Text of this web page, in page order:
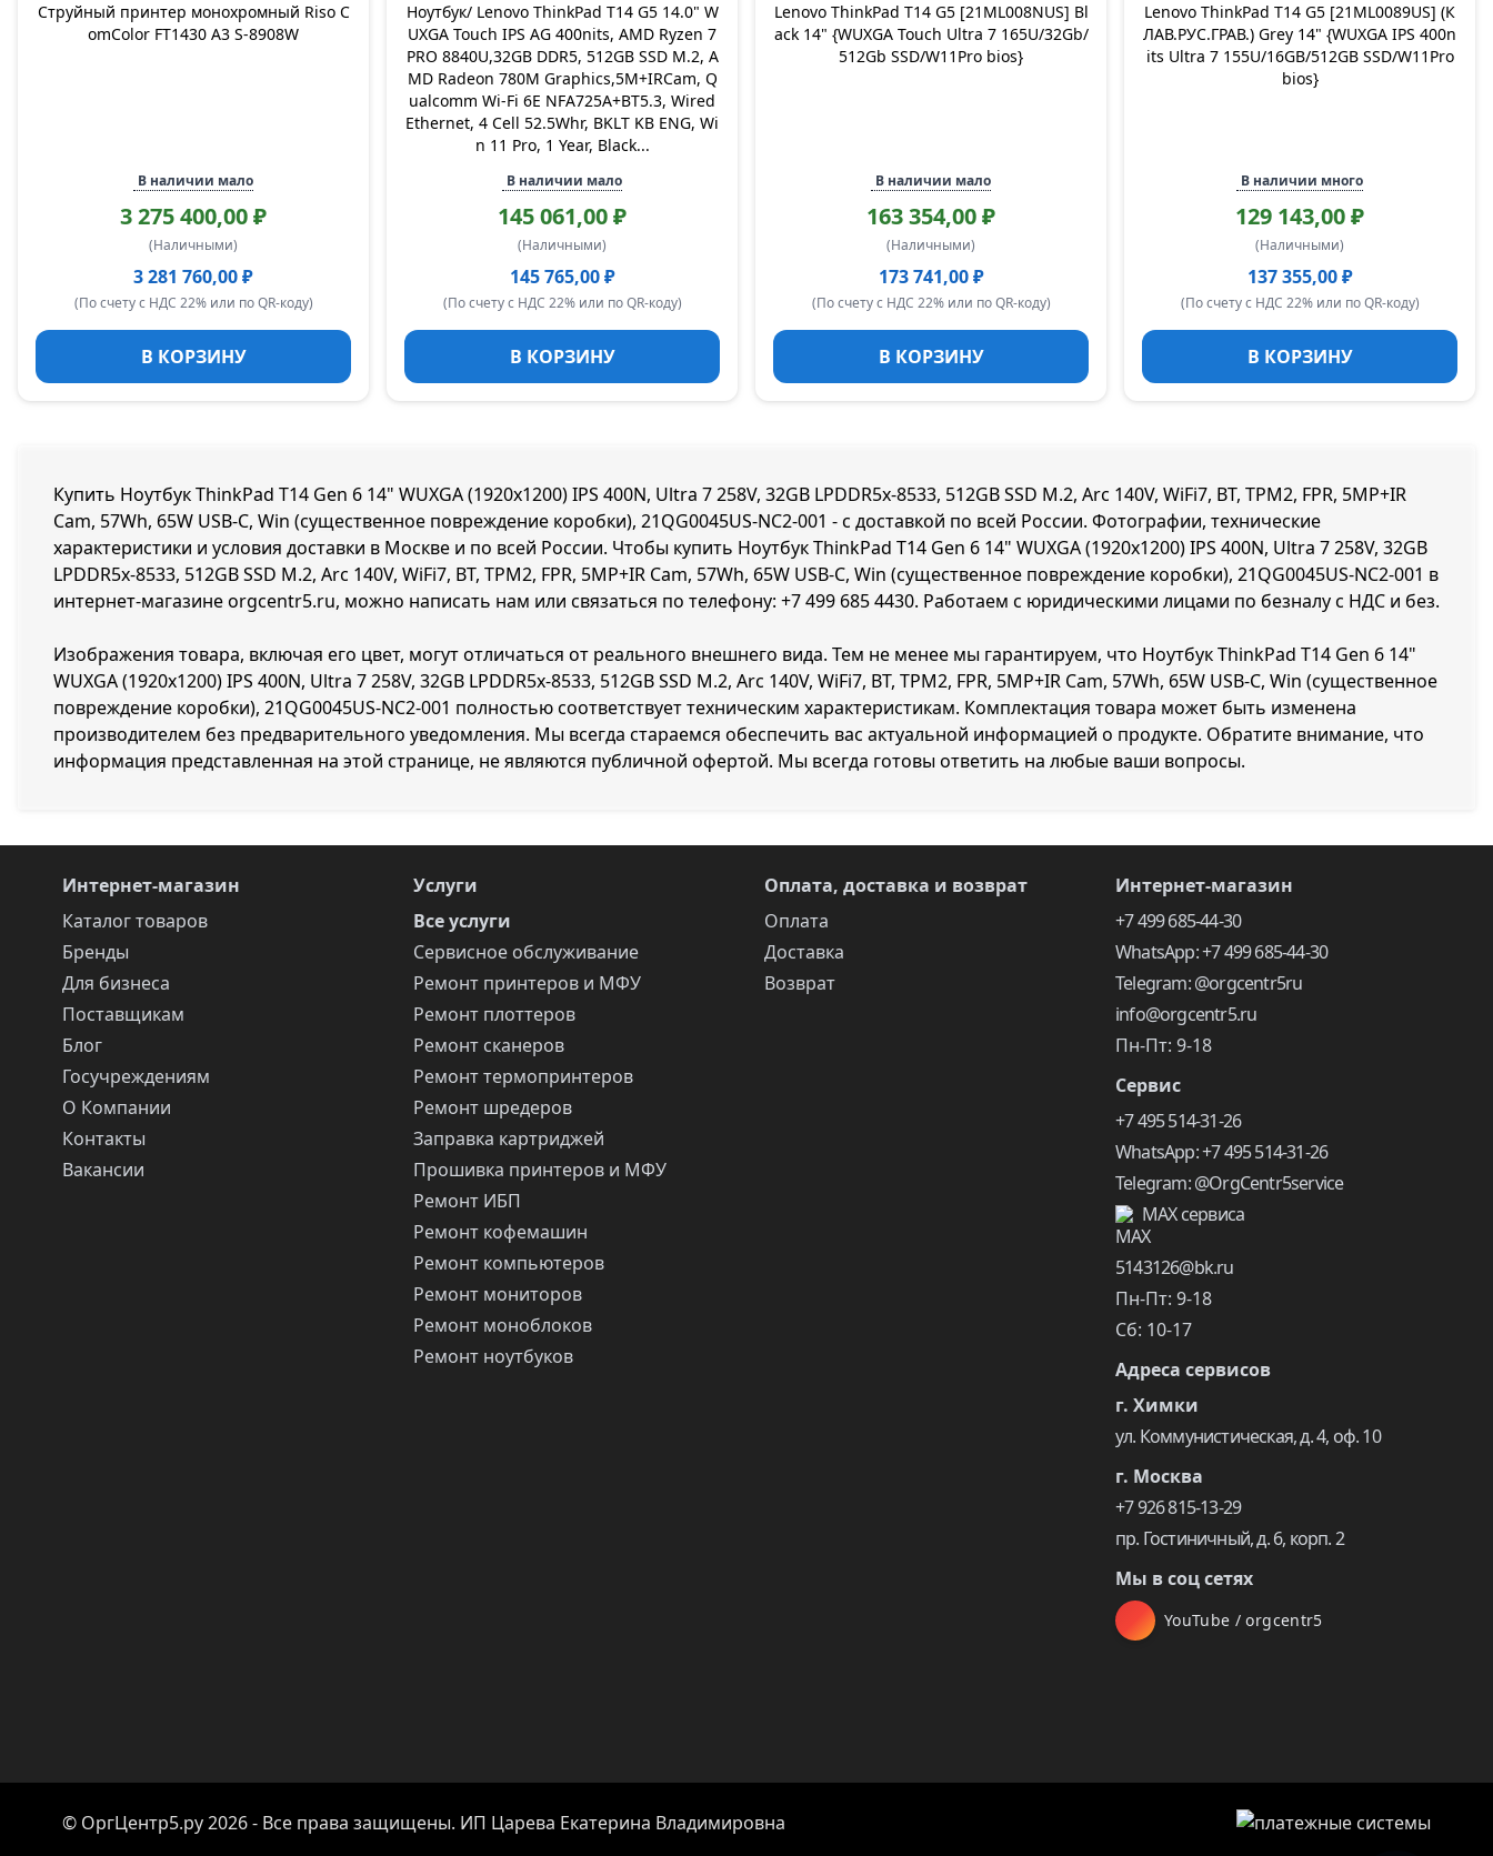
Струйный принтер монохромный Riso C
omColor FT1430 А3 S-8908W
В наличии мало
3 275 400,00 ₽
(Наличными)
3 281 760,00 ₽
(По счету с НДС 22% или по QR-коду)
В КОРЗИНУ
Ноутбук/ Lenovo ThinkPad T14 G5 14.0" W
UXGA Touch IPS AG 400nits, AMD Ryzen 7
PRO 8840U,32GB DDR5, 512GB SSD M.2, A
MD Radeon 780M Graphics,5M+IRCam, Q
ualcomm Wi-Fi 6E NFA725A+BT5.3, Wired
Ethernet, 4 Cell 52.5Whr, BKLT KB ENG, Wi
n 11 Pro, 1 Year, Black...
В наличии мало
145 061,00 ₽
(Наличными)
145 765,00 ₽
(По счету с НДС 22% или по QR-коду)
В КОРЗИНУ
Lenovo ThinkPad T14 G5 [21ML008NUS] Bl
ack 14" {WUXGA Touch Ultra 7 165U/32Gb/
512Gb SSD/W11Pro bios}
В наличии мало
163 354,00 ₽
(Наличными)
173 741,00 ₽
(По счету с НДС 22% или по QR-коду)
В КОРЗИНУ
Lenovo ThinkPad T14 G5 [21ML0089US] (К
ЛАВ.РУС.ГРАВ.) Grey 14" {WUXGA IPS 400n
its Ultra 7 155U/16GB/512GB SSD/W11Pro
bios}
В наличии много
129 143,00 ₽
(Наличными)
137 355,00 ₽
(По счету с НДС 22% или по QR-коду)
В КОРЗИНУ
Купить Ноутбук ThinkPad T14 Gen 6 14" WUXGA (1920x1200) IPS 400N, Ultra 7 258V, 32GB LPDDR5x-8533, 512GB SSD M.2, Arc 140V, WiFi7, BT, TPM2, FPR, 5MP+IR
Cam, 57Wh, 65W USB-C, Win (существенное повреждение коробки), 21QG0045US-NC2-001 - с доставкой по всей России. Фотографии, технические
характеристики и условия доставки в Москве и по всей России. Чтобы купить Ноутбук ThinkPad T14 Gen 6 14" WUXGA (1920x1200) IPS 400N, Ultra 7 258V, 32GB
LPDDR5x-8533, 512GB SSD M.2, Arc 140V, WiFi7, BT, TPM2, FPR, 5MP+IR Cam, 57Wh, 65W USB-C, Win (существенное повреждение коробки), 21QG0045US-NC2-001 в
интернет-магазине orgcentr5.ru, можно написать нам или связаться по телефону: +7 499 685 4430. Работаем с юридическими лицами по безналу с НДС и без.
Изображения товара, включая его цвет, могут отличаться от реального внешнего вида. Тем не менее мы гарантируем, что Ноутбук ThinkPad T14 Gen 6 14"
WUXGA (1920x1200) IPS 400N, Ultra 7 258V, 32GB LPDDR5x-8533, 512GB SSD M.2, Arc 140V, WiFi7, BT, TPM2, FPR, 5MP+IR Cam, 57Wh, 65W USB-C, Win (существенное
повреждение коробки), 21QG0045US-NC2-001 полностью соответствует техническим характеристикам. Комплектация товара может быть изменена
производителем без предварительного уведомления. Мы всегда стараемся обеспечить вас актуальной информацией о продукте. Обратите внимание, что
информация представленная на этой странице, не являются публичной офертой. Мы всегда готовы ответить на любые ваши вопросы.
Интернет-магазин
Каталог товаров
Бренды
Для бизнеса
Поставщикам
Блог
Госучреждениям
О Компании
Контакты
Вакансии
Услуги
Все услуги
Сервисное обслуживание
Ремонт принтеров и МФУ
Ремонт плоттеров
Ремонт сканеров
Ремонт термопринтеров
Ремонт шредеров
Заправка картриджей
Прошивка принтеров и МФУ
Ремонт ИБП
Ремонт кофемашин
Ремонт компьютеров
Ремонт мониторов
Ремонт моноблоков
Ремонт ноутбуков
Оплата, доставка и возврат
Оплата
Доставка
Возврат
Интернет-магазин
+7 499 685-44-30
WhatsApp: +7 499 685-44-30
Telegram: @orgcentr5ru
info@orgcentr5.ru
Пн-Пт: 9-18
Сервис
+7 495 514-31-26
WhatsApp: +7 495 514-31-26
Telegram: @OrgCentr5service
MAX сервиса
5143126@bk.ru
Пн-Пт: 9-18
Сб: 10-17
Адреса сервисов
г. Химки
ул. Коммунистическая, д. 4, оф. 10
г. Москва
+7 926 815-13-29
пр. Гостиничный, д. 6, корп. 2
Мы в соц сетях
YouTube / orgcentr5
© ОргЦентр5.ру 2026 - Все права защищены. ИП Царева Екатерина Владимировна